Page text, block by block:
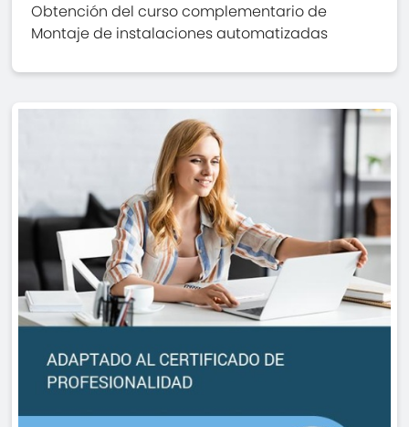
Obtención del curso complementario de
Montaje de instalaciones automatizadas